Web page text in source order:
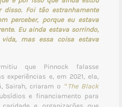
disso. Foi tão estranhamente
perceber, porque eu estava
Eu ainda estava sorrindo,
mas essa coisa estava
que Pinnock falasse
experiências e, em 2021, ela,
Sairah, criaram o “The Black
e financiamento para